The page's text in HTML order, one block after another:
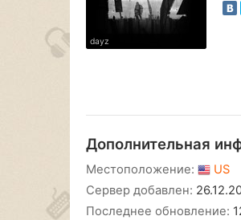
dayz
Дополнительная
Местоположение:
US
Сервер добавлен:
Последнее обновление: